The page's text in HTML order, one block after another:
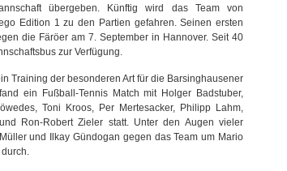
PS
zur
WM:
Neuer
für
die
Deutsche
Nationalmannschaft
übergeben. Künftig wird das Team von
Edition 1 zu den Partien gefahren. Seinen ersten
die Färöer am 7. September in Hannover. Seit 40
zur Verfügung.
Training der besonderen Art für die Barsinghausener
ein Fußball-Tennis Match mit Holger Badstuber,
Toni Kroos, Per Mertesacker, Philipp Lahm,
Ron-Robert Zieler statt. Unter den Augen vieler
und Ilkay Gündogan gegen das Team um Mario